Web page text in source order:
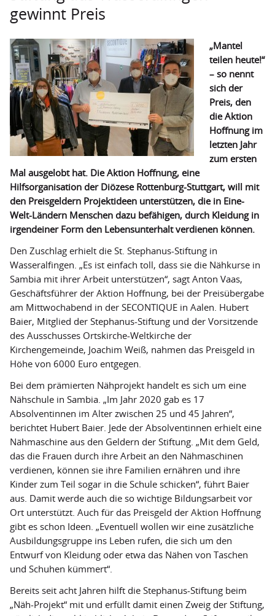
Secondhand-Boutiquen
Outlets
Hilfstransporte
Projekte
Projektförderung ausgesetzt
Geförderte Projekte
Termine
Über uns
Grundverständnis
Mitgliedsverbände
FairWertung
Spendenkonto
Kooperationspartner
Transparenz
gewinnt Preis
„Mantel
teilen heute!“
– so nennt
sich der
Preis, den
die Aktion
Hoffnung im
letzten Jahr
zum ersten
Mal ausgelobt hat. Die Aktion Hoffnung, eine
Hilfsorganisation der Diözese Rottenburg-Stuttgart, will mit
den Preisgeldern Projektideen unterstützen, die in Eine-
Welt-Ländern Menschen dazu befähigen, durch Kleidung in
irgendeiner Form den Lebensunterhalt verdienen können.
Den Zuschlag erhielt die St. Stephanus-Stiftung in
Wasseralfingen. „Es ist einfach toll, dass sie die Nähkurse in
Sambia mit ihrer Arbeit unterstützen“, sagt Anton Vaas,
Geschäftsführer der Aktion Hoffnung, bei der Preisübergabe
am Mittwochabend in der SECONTIQUE in Aalen. Hubert
Baier, Mitglied der Stephanus-Stiftung und der Vorsitzende
des Ausschusses Ortskirche-Weltkirche der
Kirchengemeinde, Joachim Weiß, nahmen das Preisgeld in
Höhe von 6000 Euro entgegen.
Bei dem prämierten Nähprojekt handelt es sich um eine
Nähschule in Sambia. „Im Jahr 2020 gab es 17
Absolventinnen im Alter zwischen 25 und 45 Jahren“,
berichtet Hubert Baier. Jede der Absolventinnen erhielt eine
Nähmaschine aus den Geldern der Stiftung. „Mit dem Geld,
das die Frauen durch ihre Arbeit an den Nähmaschinen
verdienen, können sie ihre Familien ernähren und ihre
Kinder zum Teil sogar in die Schule schicken“, führt Baier
aus. Damit werde auch die so wichtige Bildungsarbeit vor
Ort unterstützt. Auch für das Preisgeld der Aktion Hoffnung
gibt es schon Ideen. „Eventuell wollen wir eine zusätzliche
Ausbildungsgruppe ins Leben rufen, die sich um den
Entwurf von Kleidung oder etwa das Nähen von Taschen
und Schuhen kümmert“.
Bereits seit acht Jahren hilft die Stephanus-Stiftung beim
„Näh-Projekt“ mit und erfüllt damit einen Zweig der Stiftung,